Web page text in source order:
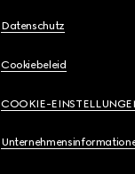
Datenschutz
Cookiebeleid
COOKIE-